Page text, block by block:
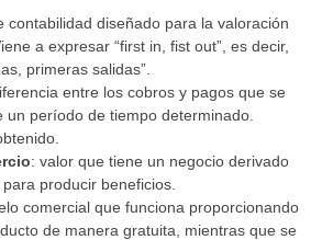
contabilidad diseñado para la valoración
a expresar “first in, fist out”, es decir,
primeras salidas”.
entre los cobros y pagos que se
un período de tiempo determinado.
: valor que tiene un negocio derivado
producir beneficios.
comercial que funciona proporcionando
de manera gratuita, mientras que se